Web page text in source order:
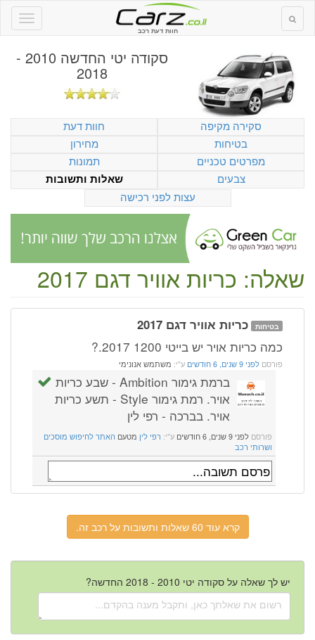
חוות דעת רכב
סקודה יטי החדשה 2010 -
2018
סקירה מקיפה
חוות דעת
בטיחות
מחירון
מפרטים טכניים
תמונות
צבעים
שאלות ותשובות
עצות לפני רכישה
שאלה: כריות אוויר דגם 2017
בטיחות כריות אוויר דגם 2017
כמה כריות אויר יש בייטי 1200 2017.?
פורסם לפני 9 שנים, 6 חודשים ע"י: משתמש אנונימי
ברמת גימור Ambition - שבע כריות
אויר. רמת גימור Style - תשע כריות
אויר. בברכה - רפי לין
פורסם לפני 9 שנים, 6 חודשים ע"י: רפי לין מטעם האתר לחיפוש מוסכים
ושרותי רכב
קרא עוד 60 שאלות ותשובות על רכב זה.
יש לך שאלה על סקודה יטי 2010 - 2018 החדשה?